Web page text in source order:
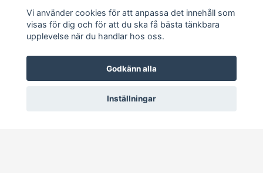
Kontakt
Cookie Concent
Vi använder cookies för att anpassa det innehåll som
visas för dig och för att du ska få bästa tänkbara
upplevelse när du handlar hos oss.
Godkänn alla
Inställningar